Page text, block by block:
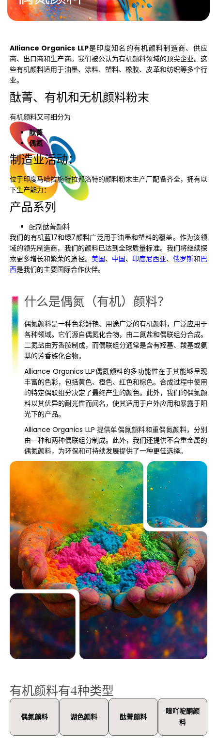
Alliance Organics LLP是印度知名的有机颜料制造商、供应
商、出口商和生产商。我们被公认为有机颜料领域的顶尖企业。这
些有机颜料适用于油墨、涂料、塑料、橡胶、皮革和纺织等多个行
业。
酞菁、有机和无机颜料粉末
有机颜料又可细分为
酞菁
偶氮
制造业活动：
位于印度马哈拉施特拉邦洛特的颜料粉末生产厂配备齐全，拥有以
下生产能力：
产品系列
配制酞菁颜料
我们的有机蓝17和绿7颜料广泛用于油墨和塑料的覆盖。作为该领
域的领先制造商，我们的颜料已达到全球质量标准。我们将继续探
索更多增长和繁荣的途径。 美国、 中国、 印度尼西亚、俄罗斯和巴
西是我们的主要国际合作伙伴。
什么是偶氮（有机）颜料？
偶氮颜料是一种色彩鲜艳、用途广泛的有机颜料，广泛应用于
各种领域。它们源自偶氮化合物，由二氮盐和偶联组分合成。
二氮盐由芳香胺制成，而偶联组分通常是含有羟基、羧基或氨
基的芳香族化合物。
Alliance Organics LLP偶氮颜料的多功能性在于其能够呈现
丰富的色彩，包括黄色、橙色、红色和棕色。合成过程中使用
的特定偶联组分决定了最终产生的颜色。此外，我们的偶氮颜
料以其优异的耐光性而闻名，使其适用于户外应用和暴露于阳
光下的产品。
Alliance Organics LLP 提供单偶氮颜料和重偶氮颜料，分别
由一种和两种偶联组分制成。此外，我们还提供不含重金属的
偶氮颜料，为环保和可持续发展提供了一种更佳选择。
有机颜料有4种类型
偶氮颜料 湖色颜料 酞菁颜料
喹吖啶酮颜
料